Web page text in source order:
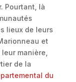
Pourtant, là
lieux de leurs
et
manière,
de la
du